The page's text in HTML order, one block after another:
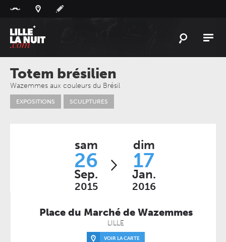
L'ACTU
L'AGENDA
LESLIEUX
Totem brésilien
Wazemmes aux couleurs du Brésil
EXPOSITIONS SCULPTURES
sam
26
Sep.
2015
dim
17
Jan.
2016
Place du Marché de Wazemmes
LILLE
VOIR LA CARTE
Panneau de gestion des cookies